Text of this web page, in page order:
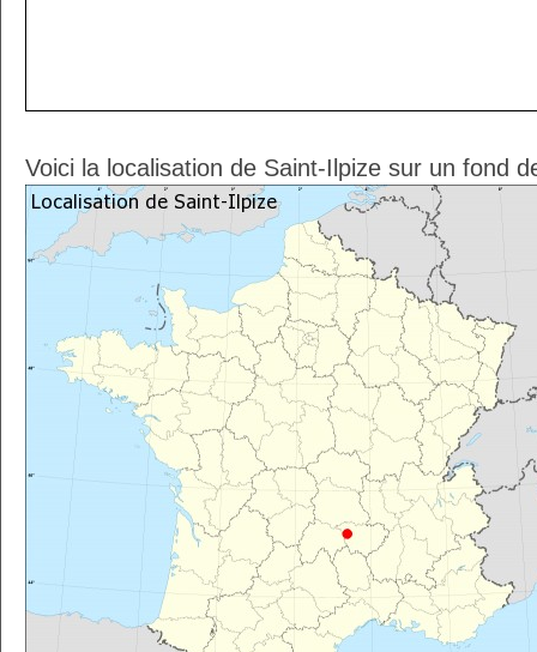
Voici la localisation de Saint-Ilpize sur un fond